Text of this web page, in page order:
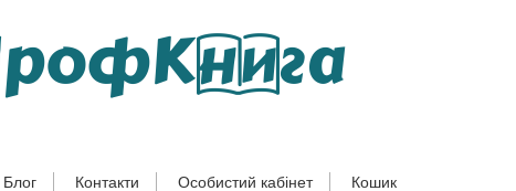
Блог Контакти Особистий кабінет Кошик